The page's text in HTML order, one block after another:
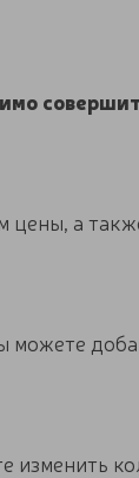
цены, а
изменить